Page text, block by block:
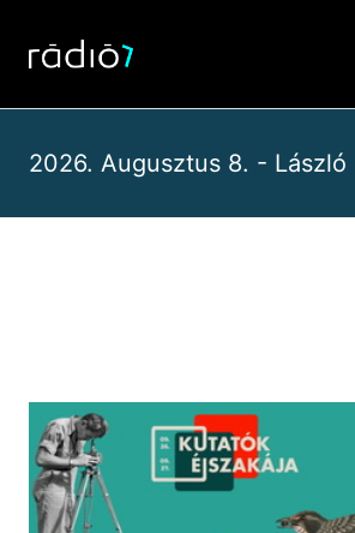
content
2026. Augusztus 8. - László